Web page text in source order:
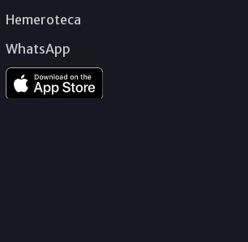
Hemeroteca
WhatsApp